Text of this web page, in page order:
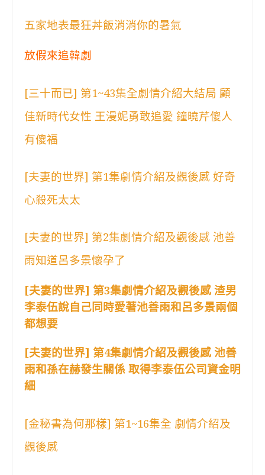
五家地表最狂丼飯消消你的暑氣
放假來追韓劇
[三十而已] 第1~43集全劇情介紹大結局 顧
佳新時代女性 王漫妮勇敢追愛 鐘曉芹傻人
有傻福
[夫妻的世界] 第1集劇情介紹及觀後感 好奇
心殺死太太
[夫妻的世界] 第2集劇情介紹及觀後感 池善
雨知道呂多景懷孕了
[夫妻的世界] 第3集劇情介紹及觀後感 渣男
李泰伍說自己同時愛著池善雨和呂多景兩個
都想要
[夫妻的世界] 第4集劇情介紹及觀後感 池善
雨和孫在赫發生關係 取得李泰伍公司資金明
細
[金秘書為何那樣] 第1~16集全 劇情介紹及
觀後感